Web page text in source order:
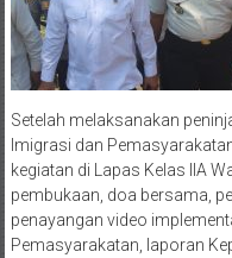
Setelah melaksanakan
Imigrasi dan
kegiatan di Lapas Kelas IIA
pembukaan, doa bersama,
penayangan video
Pemasyarakatan, laporan